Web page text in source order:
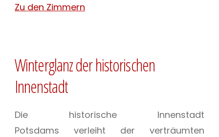
Zu den Zimmern
Winterglanz der historischen
Innenstadt
Die historische Innenstadt
Potsdams verleiht der verträumten